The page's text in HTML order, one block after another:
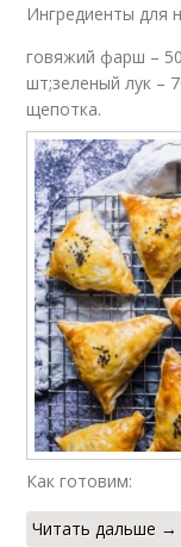
Ингредиенты для
говяжий фарш –
шт;зеленый лук –
щепотка.
Как готовим:
Читать дальше →